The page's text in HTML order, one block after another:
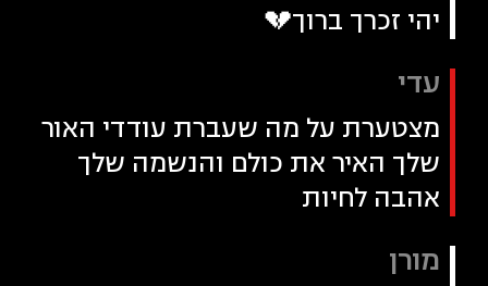
יהי זכרך ברוך💔
עדי
מצטערת על מה שעברת עודדי האור
שלך האיר את כולם והנשמה שלך
אהבה לחיות
מורן